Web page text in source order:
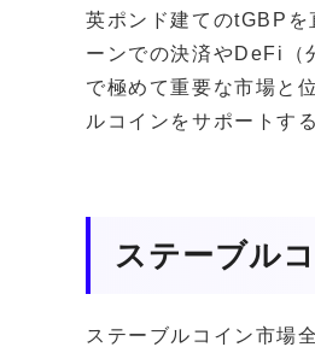
英ポンド建てのtGBPを
ーンでの決済やDeFi（
で極めて重要な市場と
ルコインをサポートす
ステーブル
ステーブルコイン市場